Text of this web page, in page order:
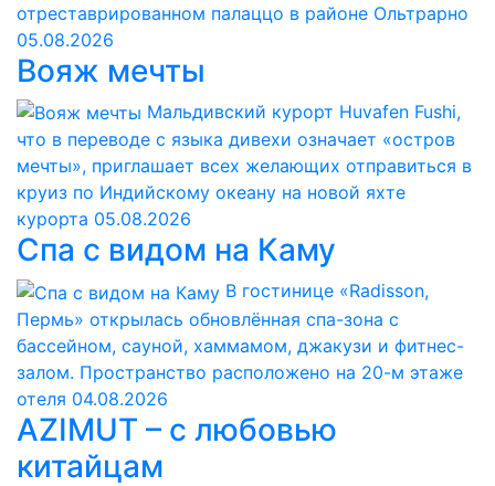
отреставрированном палаццо в районе Ольтрарно
05.08.2026
Вояж мечты
Мальдивский курорт Huvafen Fushi,
что в переводе с языка дивехи означает «остров
мечты», приглашает всех желающих отправиться в
круиз по Индийскому океану на новой яхте
курорта 05.08.2026
Спа с видом на Каму
В гостинице «Radisson,
Пермь» открылась обновлённая спа-зона с
бассейном, сауной, хаммамом, джакузи и фитнес-
залом. Пространство расположено на 20-м этаже
отеля 04.08.2026
AZIMUT – с любовью
китайцам